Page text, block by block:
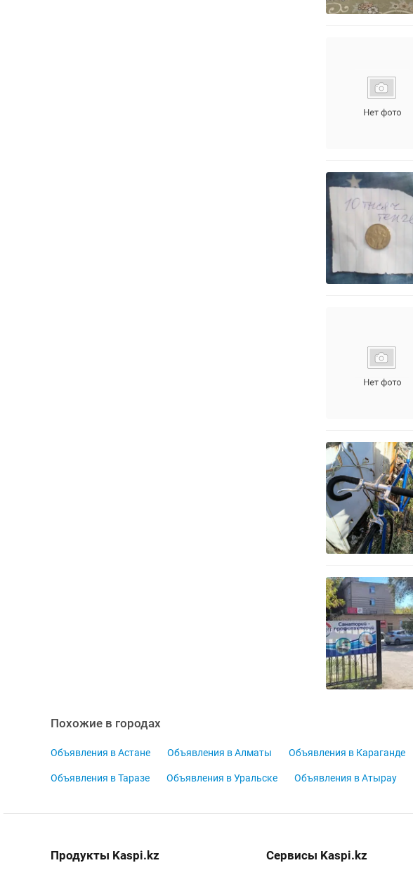
Похожие в городах
Объявления в Астане Объявления в Алматы Объявления в Караганде
Объявления в Таразе Объявления в Уральске Объявления в Атырау
Продукты Kaspi.kz Сервисы Kaspi.kz